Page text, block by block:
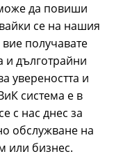
да повиши
се на нашия
получавате
дълготрайни
увереността и
система е в
с нас днес за
обслужване на
или бизнес.